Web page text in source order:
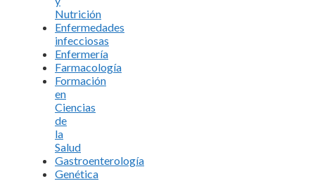
Nutrición
Enfermedades
infecciosas
Enfermería
Farmacología
Formación
en
Ciencias
de
la
Salud
Gastroenterología
Genética